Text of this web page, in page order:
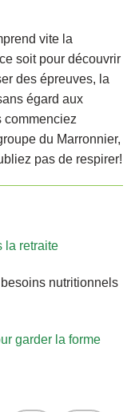
vite la
soit pour découvrir
des épreuves, la
égard aux
commenciez
du Marronnier,
pas de respirer!
la retraite
nutritionnels
garder la forme